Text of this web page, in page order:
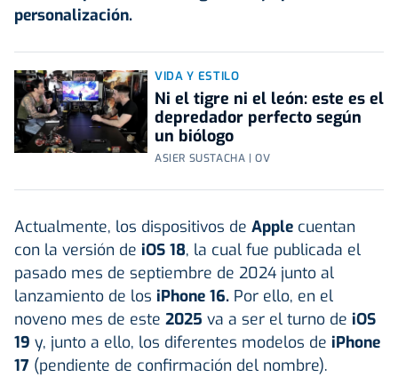
personalización.
VIDA Y ESTILO
Ni el tigre ni el león: este es el
depredador perfecto según
un biólogo
ASIER SUSTACHA | OV
Actualmente, los dispositivos de Apple cuentan
con la versión de iOS 18, la cual fue publicada el
pasado mes de septiembre de 2024 junto al
lanzamiento de los iPhone 16. Por ello, en el
noveno mes de este 2025 va a ser el turno de iOS
19 y, junto a ello, los diferentes modelos de iPhone
17 (pendiente de confirmación del nombre).